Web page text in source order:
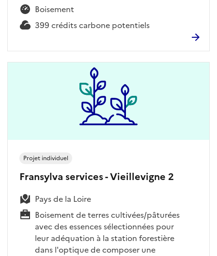
Boisement
399 crédits carbone potentiels
Fransylva services - Vieillevigne 2
Pays de la Loire
Boisement de terres cultivées/pâturées
avec des essences sélectionnées pour
leur adéquation à la station forestière
dans l'optique de composer une
Projet individuel